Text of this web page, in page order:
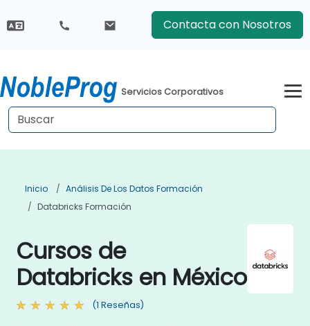
Contacta con Nosotros
Servicios Corporativos
Inicio
Análisis De Los Datos Formación
Databricks Formación
Cursos de
Databricks en México
(1 Reseñas)